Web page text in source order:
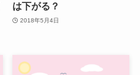
は下がる？
2018年5月4日